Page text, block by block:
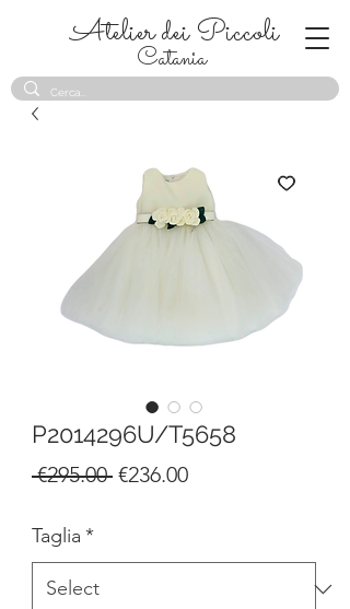
Atelier dei Piccoli
Catania
P2014296U/T5658
€295.00 Regular
€236.00Sale
Taglia *